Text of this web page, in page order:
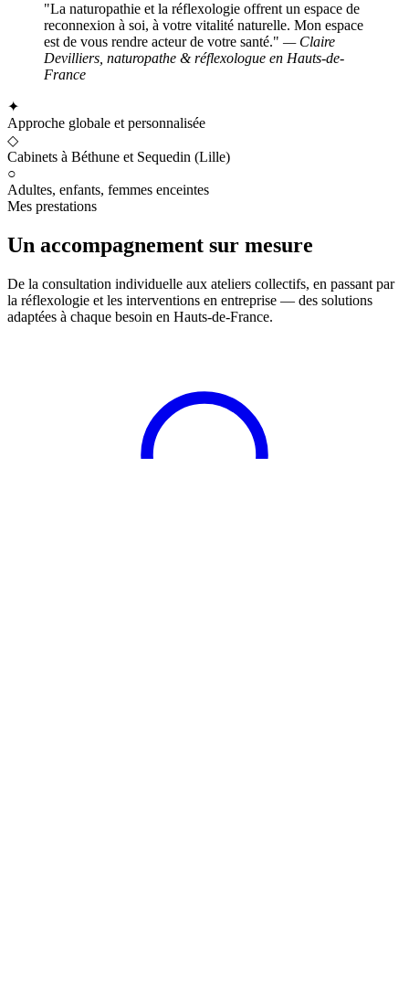
"La naturopathie et la réflexologie offrent un espace de
reconnexion à soi, à votre vitalité naturelle. Mon espace
est de vous rendre acteur de votre santé." — Claire
Devilliers, naturopathe & réflexologue en Hauts-de-
France
✦
Approche globale et personnalisée
◇
Cabinets à Béthune et Sequedin (Lille)
○
Adultes, enfants, femmes enceintes
Mes prestations
Un accompagnement sur mesure
De la consultation individuelle aux ateliers collectifs, en passant par
la réflexologie et les interventions en entreprise — des solutions
adaptées à chaque besoin en Hauts-de-France.